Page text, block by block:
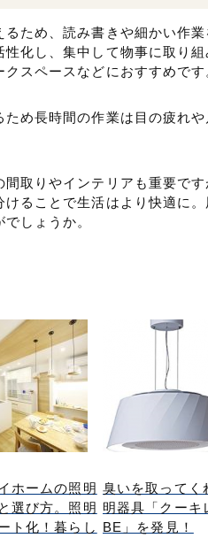
ため、読み書きや細かい作
化し、集中して物事に取り
スペースなどにおすすめです
ため長時間の作業は目の疲れ
取りやインテリアも重要で
ることで生活はより快適に
しょうか。
ホームの照明
選び方。照明
ト化！暮らし
臭いを取ってく
明器具「クーキ
BE」を発見！